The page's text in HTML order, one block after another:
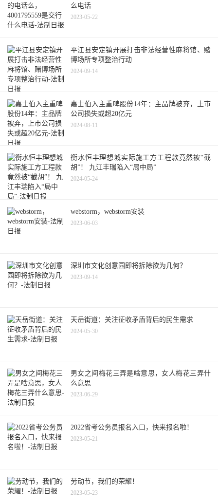
么电话
2023-05-22
平江县安定镇开展打击非法经营性麻将馆、赌
博场所专项整治行动
2024-09-14
嘉士伯入主重啤股份14年：主品牌被弃，上市
公司损失或超20亿元
2024-08-11
衡水恒丰理想城实际施工方工程款竟然被“截
胡”！ 九江丰瑞陷入“局中局”
2024-05-24
webstorm，webstorm安装
2023-06-03
深圳市文化创意园即将拆除欲为几何？
2023-09-14
天岳街道：关注征收矛盾背后的民生需求
2024-05-30
男女之间梅花三弄是啥意思，女人梅花三弄什
么意思
2023-06-29
2022省考公务员报名入口，快来报名啦！
2023-05-21
劳动节，我们的荣耀！
2023-05-23